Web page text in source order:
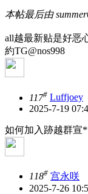
本帖最后由
all越最新贴是好恶
約TG@nos998
117# Luffjoey
2025-7-19
如何加入跡越群宣
118# 宫永咲
2025-7-26